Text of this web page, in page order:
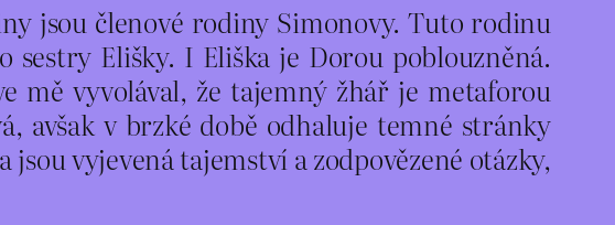
jsou členové rodiny Simonovy. Tuto rodinu
Elišky. I Eliška je Dorou poblouzněná.
mě vyvolával, že tajemný žhář je metaforou
avšak v brzké době odhaluje temné stránky
vyjevená tajemství a zodpovězené otázky,